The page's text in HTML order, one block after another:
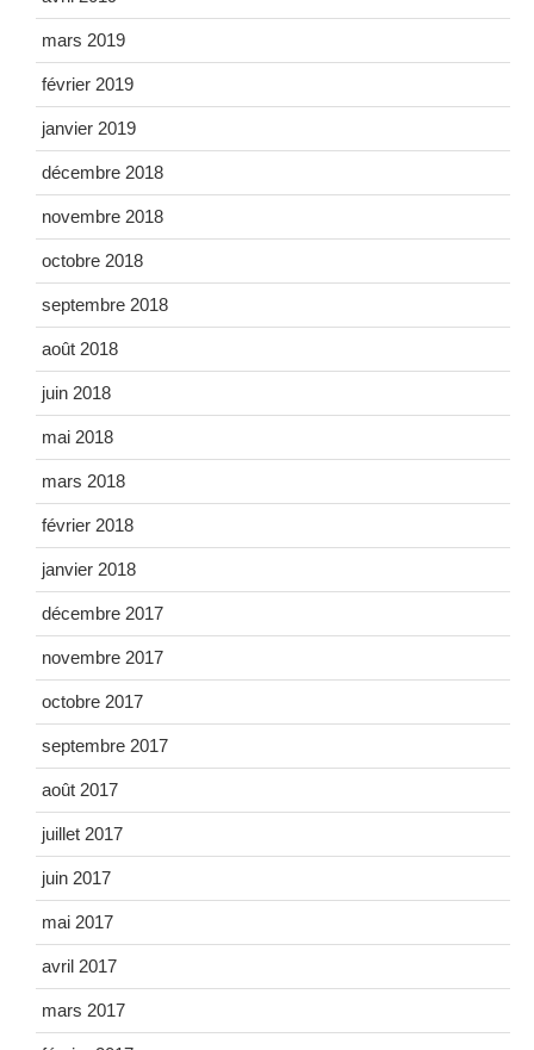
mars 2019
février 2019
janvier 2019
décembre 2018
novembre 2018
octobre 2018
septembre 2018
août 2018
juin 2018
mai 2018
mars 2018
février 2018
janvier 2018
décembre 2017
novembre 2017
octobre 2017
septembre 2017
août 2017
juillet 2017
juin 2017
mai 2017
avril 2017
mars 2017